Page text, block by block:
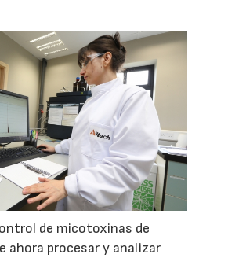
de micotoxinas de
ahora procesar y analizar